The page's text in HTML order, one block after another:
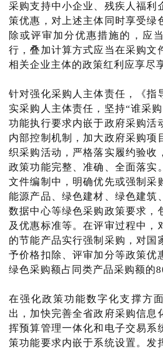
采购支持中小企业、残疾人福利
策优惠，对上述主体同时享受绿
除或评审加分优惠措施的，应
行，叠加计算方式应当在采购文
相关企业主体的政策红利应享尽
针对强化采购人主体责任，《指
实采购人主体责任，坚持“谁采
功能执行要求内嵌于政府采购活
内部控制机制，加大政府采购项
织采购活动，严格落实履约验收
政策功能完整、准确、全面落实
文件编制中，明确优先或强制采
能源产品、绿色建材、绿色建筑
数据中心等绿色采购政策要求，
及优惠标准等。在评审过程中，
的节能产品实行强制采购，对国
予价格扣除、评审加分等政策优
绿色采购额占同类产品采购额的
在强化政策功能数字化支撑方
出，加快完善全省政府采购信息
挥预算管理一体化和电子交易系
策功能要求内嵌于系统设置。发